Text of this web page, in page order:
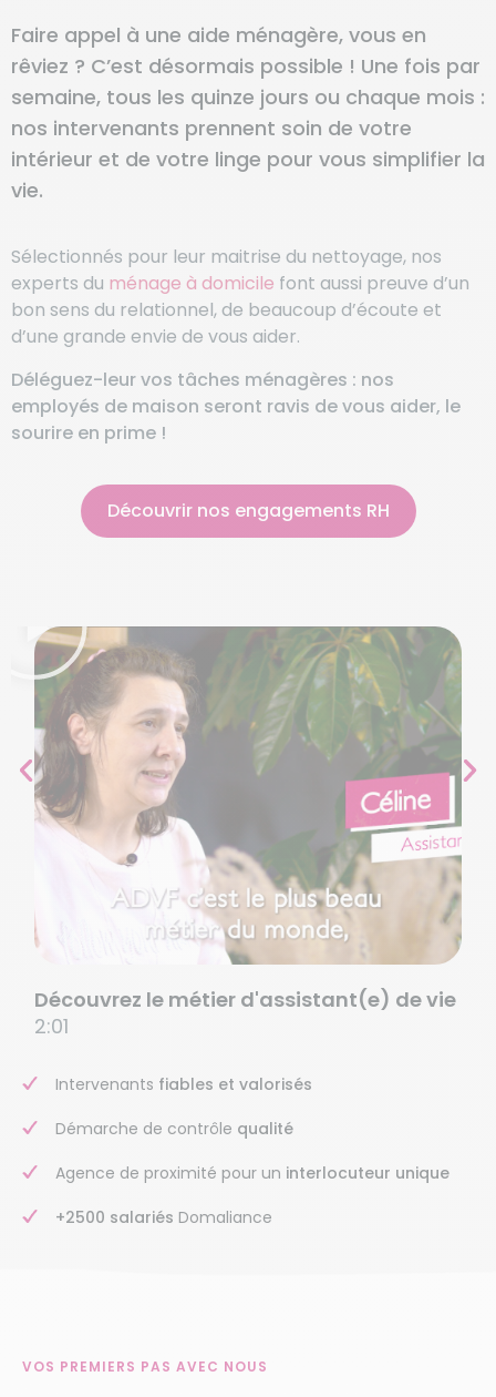
Faire appel à une aide ménagère, vous en
rêviez ? C’est désormais possible ! Une fois par
semaine, tous les quinze jours ou chaque mois :
nos intervenants prennent soin de votre
intérieur et de votre linge pour vous simplifier la
vie.
Sélectionnés pour leur maitrise du nettoyage, nos
experts du ménage à domicile font aussi preuve d’un
bon sens du relationnel, de beaucoup d’écoute et
d’une grande envie de vous aider.
Déléguez-leur vos tâches ménagères : nos
employés de maison seront ravis de vous aider, le
sourire en prime !
Découvrir nos engagements RH
Découvrez le métier d'assistant(e) de vie
2:01
Intervenants fiables et valorisés
Démarche de contrôle qualité
Agence de proximité pour un interlocuteur unique
+2500 salariés Domaliance
VOS PREMIERS PAS AVEC NOUS